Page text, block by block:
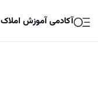
آکادمی آموزش املاک